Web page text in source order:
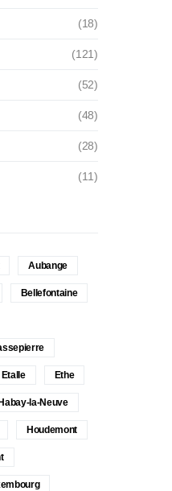
(18)
(121)
(52)
(48)
(28)
(11)
Aubange
Bellefontaine
Etalle Ethe
la-Neuve
Houdemont